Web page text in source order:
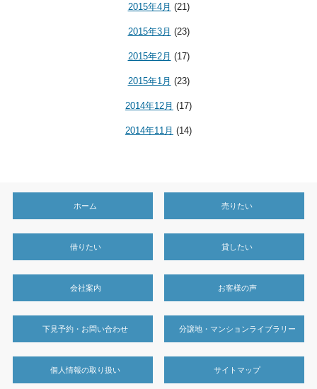
2015年4月 (21)
2015年3月 (23)
2015年2月 (17)
2015年1月 (23)
2014年12月 (17)
2014年11月 (14)
ホーム 売りたい
借りたい 貸したい
会社案内 お客様の声
下見予約・お問い合わせ 分譲地・マンションライブラリー
個人情報の取り扱い サイトマップ